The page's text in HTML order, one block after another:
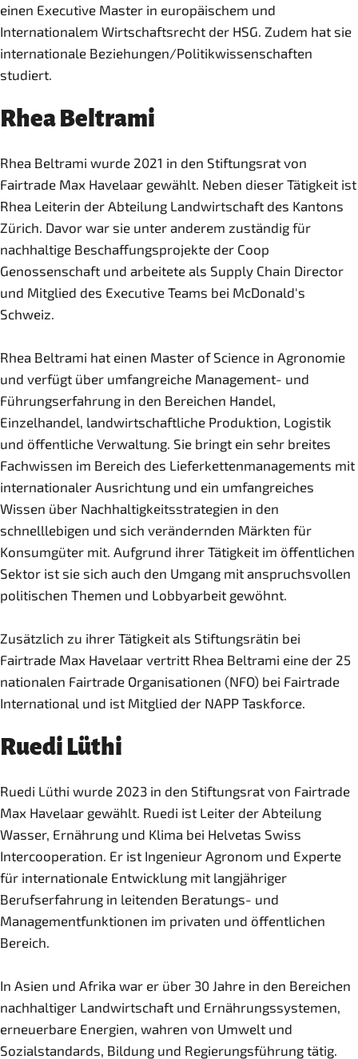
einen Executive Master in europäischem und
Internationalem Wirtschaftsrecht der HSG. Zudem hat sie
internationale Beziehungen/Politikwissenschaften
studiert.
Rhea Beltrami
Rhea Beltrami wurde 2021 in den Stiftungsrat von
Fairtrade Max Havelaar gewählt. Neben dieser Tätigkeit ist
Rhea Leiterin der Abteilung Landwirtschaft des Kantons
Zürich. Davor war sie unter anderem zuständig für
nachhaltige Beschaffungsprojekte der Coop
Genossenschaft und arbeitete als Supply Chain Director
und Mitglied des Executive Teams bei McDonald's
Schweiz.
Rhea Beltrami hat einen Master of Science in Agronomie
und verfügt über umfangreiche Management- und
Führungserfahrung in den Bereichen Handel,
Einzelhandel, landwirtschaftliche Produktion, Logistik
und öffentliche Verwaltung. Sie bringt ein sehr breites
Fachwissen im Bereich des Lieferkettenmanagements mit
internationaler Ausrichtung und ein umfangreiches
Wissen über Nachhaltigkeitsstrategien in den
schnelllebigen und sich verändernden Märkten für
Konsumgüter mit. Aufgrund ihrer Tätigkeit im öffentlichen
Sektor ist sie sich auch den Umgang mit anspruchsvollen
politischen Themen und Lobbyarbeit gewöhnt.
Zusätzlich zu ihrer Tätigkeit als Stiftungsrätin bei
Fairtrade Max Havelaar vertritt Rhea Beltrami eine der 25
nationalen Fairtrade Organisationen (NFO) bei Fairtrade
International und ist Mitglied der NAPP Taskforce.
Ruedi Lüthi
Ruedi Lüthi wurde 2023 in den Stiftungsrat von Fairtrade
Max Havelaar gewählt. Ruedi ist Leiter der Abteilung
Wasser, Ernährung und Klima bei Helvetas Swiss
Intercooperation. Er ist Ingenieur Agronom und Experte
für internationale Entwicklung mit langjähriger
Berufserfahrung in leitenden Beratungs- und
Managementfunktionen im privaten und öffentlichen
Bereich.
In Asien und Afrika war er über 30 Jahre in den Bereichen
nachhaltiger Landwirtschaft und Ernährungssystemen,
erneuerbare Energien, wahren von Umwelt und
Sozialstandards, Bildung und Regierungsführung tätig.